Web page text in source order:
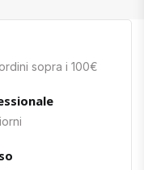
sopra i 100€